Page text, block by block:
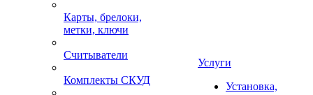
Карты, брелоки,
метки, ключи
Считыватели
Комплекты СКУД
Услуги
Установка,